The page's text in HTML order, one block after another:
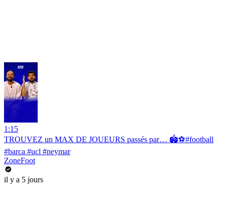
1:15
TROUVEZ un MAX DE JOUEURS passés par… 🏟️⚽️#football
#barca #ucl #neymar
ZoneFoot
il y a 5 jours